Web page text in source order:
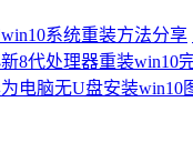
系统重装方法分享
8代处理器重装win10
电脑无U盘安装win10